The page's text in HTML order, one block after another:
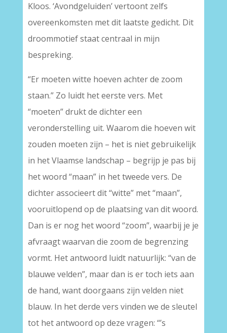
Kloos. ‘Avondgeluiden’ vertoont zelfs
overeenkomsten met dit laatste gedicht. Dit
droommotief staat centraal in mijn
bespreking.
“Er moeten witte hoeven achter de zoom
staan.” Zo luidt het eerste vers. Met
“moeten” drukt de dichter een
veronderstelling uit. Waarom die hoeven wit
zouden moeten zijn – het is niet gebruikelijk
in het Vlaamse landschap – begrijp je pas bij
het woord “maan” in het tweede vers. De
dichter associeert dit “witte” met “maan”,
vooruitlopend op de plaatsing van dit woord.
Dan is er nog het woord “zoom”, waarbij je je
afvraagt waarvan die zoom de begrenzing
vormt. Het antwoord luidt natuurlijk: “van de
blauwe velden”, maar dan is er toch iets aan
de hand, want doorgaans zijn velden niet
blauw. In het derde vers vinden we de sleutel
tot het antwoord op deze vragen: “’s